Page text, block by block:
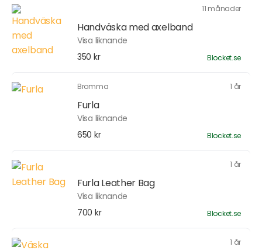
11 månader
Handväska med axelband
Visa liknande
350 kr
Blocket.se
Bromma 1 år
Furla
Visa liknande
650 kr
Blocket.se
1 år
Furla Leather Bag
Visa liknande
700 kr
Blocket.se
1 år